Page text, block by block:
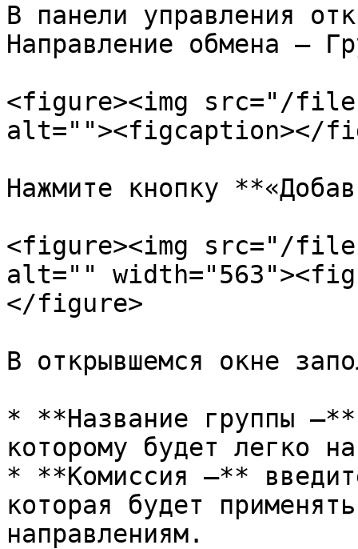
В панели управления
Направление обмена —
<figure><img src="/
alt=""><figcaption></
Нажмите кнопку
<figure><img src="/files/
alt=""
</figure>
В открывшемся окне
* **Название группы
которому будет легко
* **Комиссия —**
которая будет
направлениям.